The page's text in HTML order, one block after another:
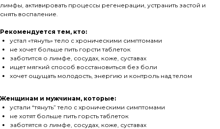
лимфы, активировать процессы регенерации, устранить застой и
снять воспаление.
Рекомендуется тем, кто:
устал «тянуть» тело с хроническими симптомами
не хочет больше пить горсти таблеток
заботится о лимфе, сосудах, коже, суставах
ищет мягкий способ восстановиться без боли
хочет ощущать молодость, энергию и контроль над телом
Женщинам и мужчинам, которые:
устали “тянуть” тело с хроническими симптомами
не хотят больше пить горсть таблеток
заботятся о лимфе, сосудах, коже, суставах